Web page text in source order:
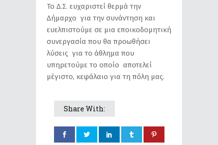
Το Δ.Σ. ευχαριστεί θερμά την
Δήμαρχο για την συνάντηση και
ευελπιστούμε σε μια εποικοδομητική
συνεργασία που θα προωθήσει
λύσεις για το άθλημα που
υπηρετούμε το οποίο αποτελεί
μέγιστο, κεφάλαιο για τη πόλη μας.
Share With: